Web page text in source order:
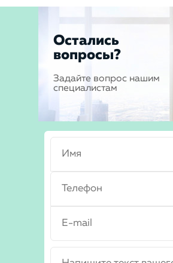
Остались
вопросы?
Задайте вопрос нашим
специалистам